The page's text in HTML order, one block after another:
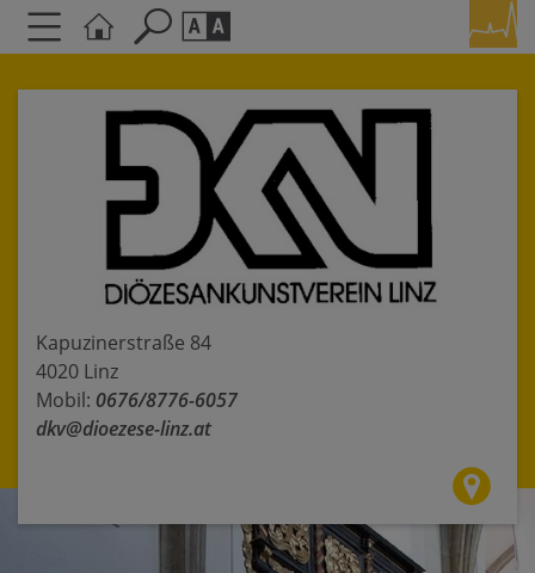
Schriftgröße
A A
Kontrasteinstellungen
A A A A
Kapuzinerstraße 84
4020 Linz
Mobil: 0676/8776-6057
dkv@dioezese-linz.at